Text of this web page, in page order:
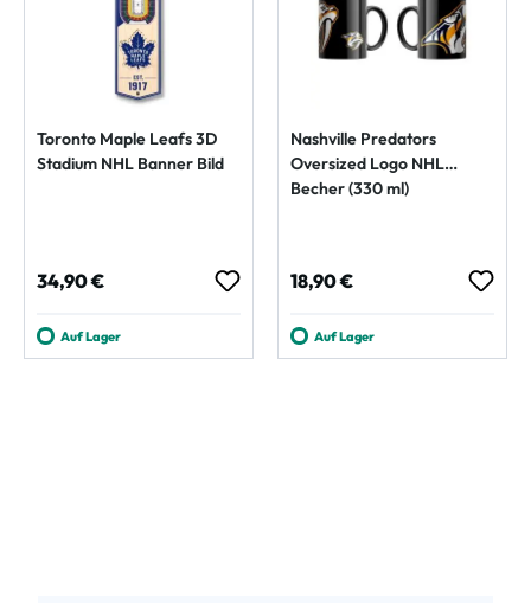
Toronto Maple Leafs 3D
Stadium NHL Banner Bild
Regulärer Preis:
34,90 €
Auf Lager
Nashville Predators
Oversized Logo NHL
Becher (330 ml)
Regulärer Preis:
18,90 €
Auf Lager